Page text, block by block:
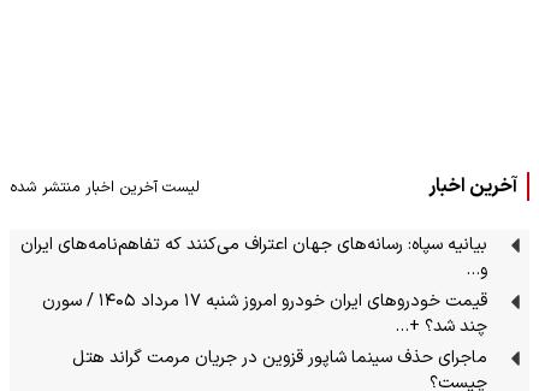
آخرین اخبار لیست آخرین اخبار منتشر شده
بیانیه سپاه: رسانه‌های جهان اعتراف می‌کنند که تفاهم‌نامه‌های ایران
و…
قیمت خودرو‌های ایران خودرو امروز شنبه ۱۷ مرداد ۱۴۰۵ / سورن
چند شد؟ +…
ماجرای حذف سینما شاپور قزوین در جریان مرمت گراند هتل
چیست؟